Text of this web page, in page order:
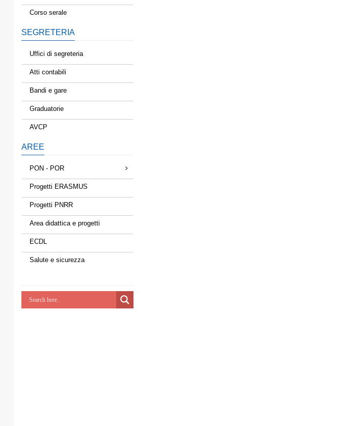
Corso serale
SEGRETERIA
Uffici di segreteria
Atti contabili
Bandi e gare
Graduatorie
AVCP
AREE
PON - POR
Progetti ERASMUS
Progetti PNRR
Area didattica e progetti
ECDL
Salute e sicurezza